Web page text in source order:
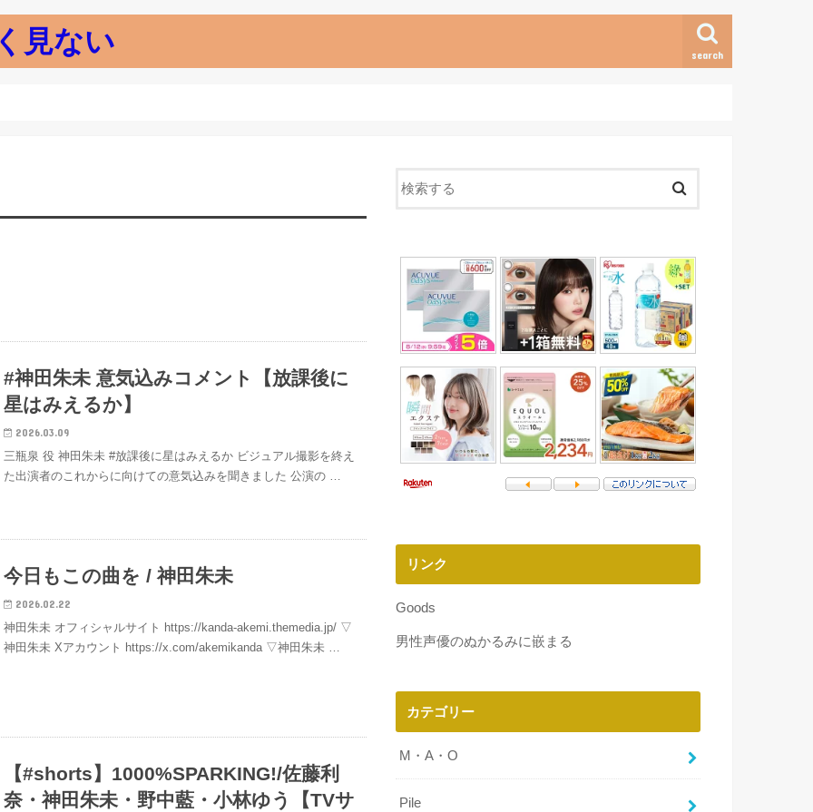
見ない search
#神田朱未 意気込みコメント【放課後に
星はみえるか】
2026.03.09
三瓶泉 役 神田朱未 #放課後に星はみえるか ビジュアル撮影を終え
た出演者のこれからに向けての意気込みを聞きました 公演の …
今日もこの曲を / 神田朱未
2026.02.22
神田朱未 オフィシャルサイト https://kanda-akemi.themedia.jp/ ▽
神田朱未 Xアカウント https://x.com/akemikanda ▽神田朱未 …
【#shorts】1000%SPARKING!/佐藤利
奈・神田朱未・野中藍・小林ゆう【TVサ
リンク
Goods
男性声優のぬかるみに嵌まる
カテゴリー
M・A・O
Pile